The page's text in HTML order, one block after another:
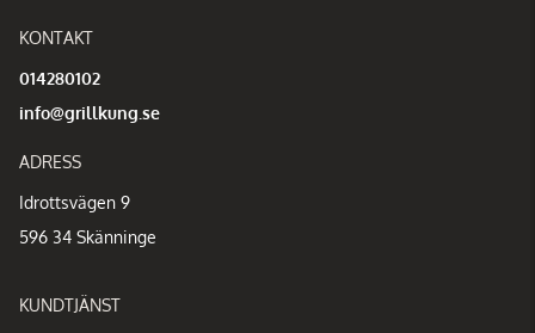
KONTAKT
014280102
info@grillkung.se
ADRESS
Idrottsvägen 9
596 34 Skänninge
KUNDTJÄNST